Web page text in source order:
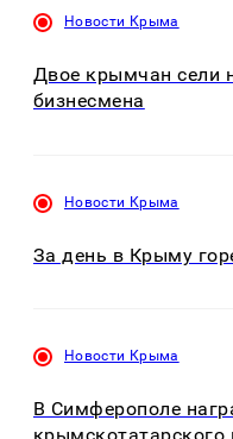
Новости Крыма
Двое крымчан сели
бизнесмена
Новости Крыма
За день в Крыму
Новости Крыма
В Симферополе